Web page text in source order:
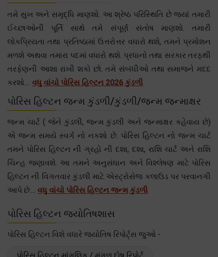
તમે સુખ અને સમૃદ્ધિ માણશો. આ શ્રેષ્ઠ પરિસ્થિતિ છે જ્યાં તમારી
ઈચ્છાઓની પૂર્તિ સાથે તમે સંપૂર્ણ સંતોષ માણશો. તમારી
લોકપ્રિયતા તથા પ્રતિષ્ઠામાં ઉત્તરોત્તર વધારો થશે, તમને પ્રમોશન
મળશે અથવા તમારા પદમાં વધારો થશે. પ્રધાનો તથા સરકાર તરફથી
તરફેણની આશા રાખી શકો છો. તમે સંબંધીઓ તથા સમાજને મદદ
કરશો.... વધુ વાંચો પોરિસ હિલ્ટન 2026 કુંડળી
પોરિસ હિલ્ટન જન્મ કુંડળી/કુંડળી/જન્મ જન્માક્ષર
જન્મ ચાર્ટ ( જેને કુંડલી, જન્મ કુંડલી અને જન્માક્ષર કહેવાય છે)
એ જન્મ સમયે સ્વર્ગ નો નકશો છે. પોરિસ હિલ્ટન નો જન્મ ચાર્ટ
તમને પોરિસ હિલ્ટન ની ગ્રહો ની દશા, દશા, રાશિ ચાર્ટ અને રાશિ
ચિન્હ જણાવશે. આ તમને અનુસંધાન અને વિશ્લેષણ માટે પોરિસ
હિલ્ટન ની વિગતવાર કુંડલી માટે એસ્ટ્રોસેજ કલાઉડ પર પરવાનગી
આપે છે.... વધુ વાંચો પોરિસ હિલ્ટન જન્મ કુંડળી
પોરિસ હિલ્ટન જ્યોતિષશાસ
પોરિસ હિલ્ટન વિશે વધારે જ્યોતિષ રિપોર્ટ્સ જુઓ -